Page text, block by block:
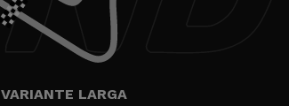
VARIANTE LARGA